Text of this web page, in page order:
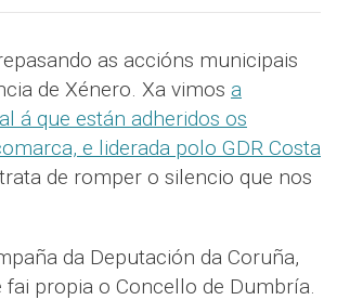
as accións municipais
de Xénero. Xa vimos a
á que están adheridos os
e liderada polo GDR Costa
de romper o silencio que nos
da Deputación da Coruña,
fai propia o Concello de Dumbría.